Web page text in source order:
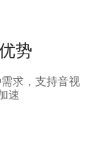
势
求，支持音视
速